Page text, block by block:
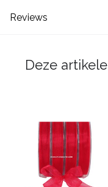
Reviews
Deze